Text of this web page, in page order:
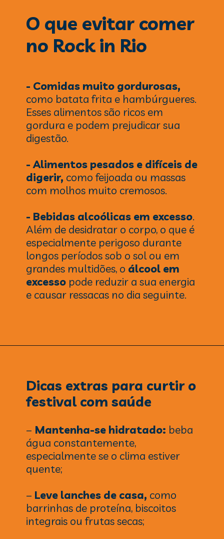
O que evitar comer
no Rock in Rio
- Comidas muito gordurosas,
como batata frita e hambúrgueres.
Esses alimentos são ricos em
gordura e podem prejudicar sua
digestão.
- Alimentos pesados e difíceis de
digerir, como feijoada ou massas
com molhos muito cremosos.
- Bebidas alcoólicas em excesso.
Além de desidratar o corpo, o que é
especialmente perigoso durante
longos períodos sob o sol ou em
grandes multidões, o álcool em
excesso pode reduzir a sua energia
e causar ressacas no dia seguinte.
– Mantenha-se hidratado: beba
água constantemente,
especialmente se o clima estiver
quente;
– Leve lanches de casa, como
barrinhas de proteína, biscoitos
integrais ou frutas secas;
Dicas extras para curtir o
festival comsaúde